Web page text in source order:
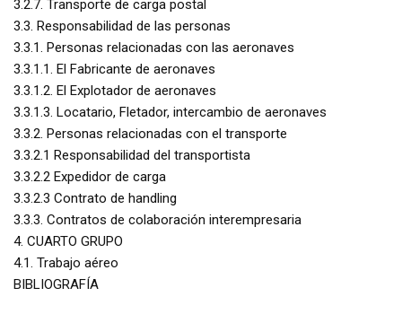
3.2.7. Transporte de carga postal
3.3. Responsabilidad de las personas
3.3.1. Personas relacionadas con las aeronaves
3.3.1.1. El Fabricante de aeronaves
3.3.1.2. El Explotador de aeronaves
3.3.1.3. Locatario, Fletador, intercambio de aeronaves
3.3.2. Personas relacionadas con el transporte
3.3.2.1 Responsabilidad del transportista
3.3.2.2 Expedidor de carga
3.3.2.3 Contrato de handling
3.3.3. Contratos de colaboración interempresaria
4. CUARTO GRUPO
4.1. Trabajo aéreo
BIBLIOGRAFÍA